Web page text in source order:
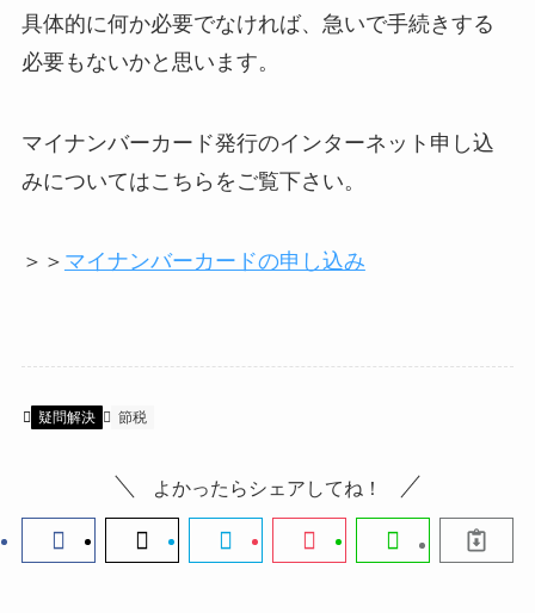
具体的に何か必要でなければ、急いで手続きする
必要もないかと思います。
マイナンバーカード発行のインターネット申し込
みについてはこちらをご覧下さい。
＞＞ マイナンバーカードの申し込み
疑問解決 節税
よかったらシェアしてね！